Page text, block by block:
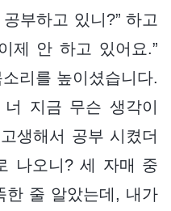
부하고 있니?” 하고
제 안 하고 있어요.”
리를 높이셨습니다.
지금 무슨 생각이
생해서 공부 시켰더
나오니? 세 자매 중
한 줄 알았는데, 내가